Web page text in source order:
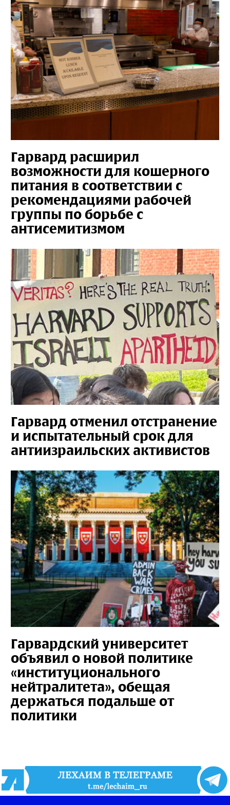
Гарвард расширил
возможности для кошерного
питания в соответствии с
рекомендациями рабочей
группы по борьбе с
антисемитизмом
Гарвард отменил отстранение
и испытательный срок для
антиизраильских активистов
Гарвардский университет
объявил о новой политике
«институционального
нейтралитета», обещая
держаться подальше от
политики